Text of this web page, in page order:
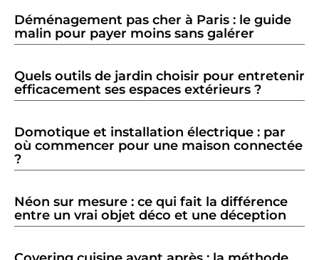
Déménagement pas cher à Paris : le guide
malin pour payer moins sans galérer
Quels outils de jardin choisir pour entretenir
efficacement ses espaces extérieurs ?
Domotique et installation électrique : par
où commencer pour une maison connectée
?
Néon sur mesure : ce qui fait la différence
entre un vrai objet déco et une déception